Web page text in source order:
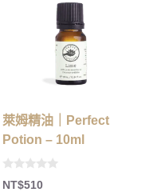
萊姆精油｜Perfect
Potion – 10ml
0
oNT$510